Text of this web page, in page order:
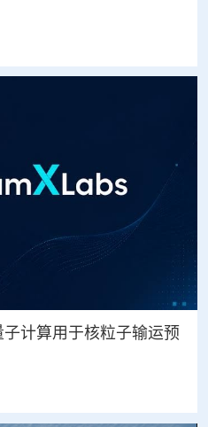
计算用于核粒子输运预